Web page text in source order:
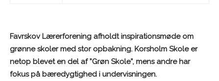
Favrskov Lærerforening afholdt inspirationsmøde om
grønne skoler med stor opbakning. Korsholm Skole er
netop blevet en del af ”Grøn Skole”, mens andre har
fokus på bæredygtighed i undervisningen.